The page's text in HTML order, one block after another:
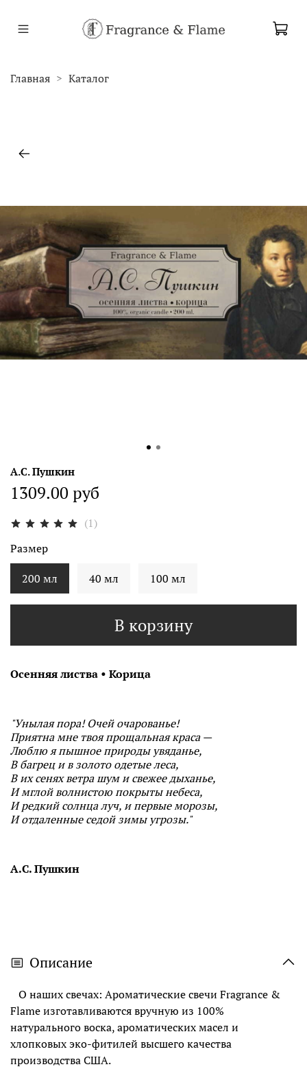
Главная Каталог
(1)
А.С. Пушкин
1309.00 руб
В корзину
Размер
200 мл
40 мл 100 мл
Осенняя листва • Корица
"Унылая пора! Очей очарованье!
Приятна мне твоя прощальная краса —
Люблю я пышное природы увяданье,
В багрец и в золото одетые леса,
В их сенях ветра шум и свежее дыханье,
И мглой волнистою покрыты небеса,
И редкий солнца луч, и первые морозы,
И отдаленные седой зимы угрозы."
А.С. Пушкин
Описание
О наших свечах: Ароматические свечи Fragrance &
Flame изготавливаются вручную из 100%
натурального воска, ароматических масел и
хлопковых эко-фитилей высшего качества
производства США.